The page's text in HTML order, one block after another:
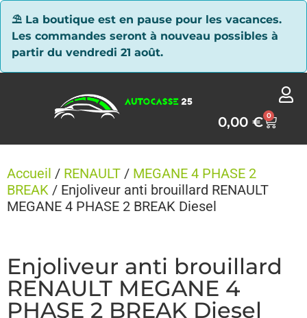
⛱ La boutique est en pause pour les vacances.
Les commandes seront à nouveau possibles à
partir du vendredi 21 août.
0,00€ 0
Accueil / RENAULT / MEGANE 4 PHASE 2
BREAK / Enjoliveur anti brouillard RENAULT
MEGANE 4 PHASE 2 BREAK Diesel
Enjoliveur anti brouillard
RENAULT MEGANE 4
PHASE 2 BREAK Diesel
Panneau de gestion des cookies